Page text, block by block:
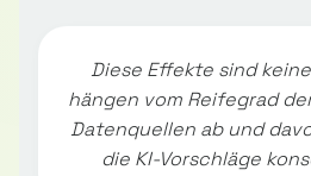
Diese Effekte sind
hängen vom Reifegrad
Datenquellen ab und
die KI-Vorschläge